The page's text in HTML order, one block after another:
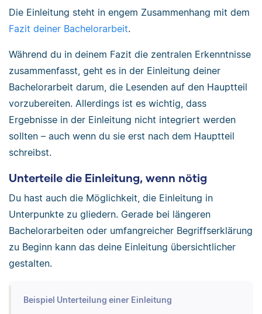
Die Einleitung steht in engem Zusammenhang mit dem
Fazit deiner Bachelorarbeit.
Während du in deinem Fazit die zentralen Erkenntnisse
zusammenfasst, geht es in der Einleitung deiner
Bachelorarbeit darum, die Lesenden auf den Hauptteil
vorzubereiten. Allerdings ist es wichtig, dass
Ergebnisse in der Einleitung nicht integriert werden
sollten – auch wenn du sie erst nach dem Hauptteil
schreibst.
Unterteile die Einleitung, wenn nötig
Du hast auch die Möglichkeit, die Einleitung in
Unterpunkte zu gliedern. Gerade bei längeren
Bachelorarbeiten oder umfangreicher Begriffserklärung
zu Beginn kann das deine Einleitung übersichtlicher
gestalten.
Beispiel Unterteilung einer Einleitung